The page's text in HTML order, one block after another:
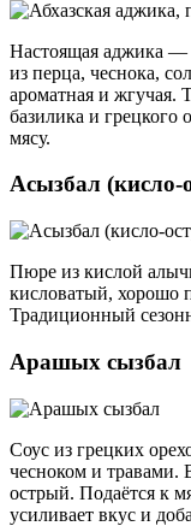
Настоящая аджика —
из перца, чеснока,
ароматная и жгучая.
базилика и
мясу.
Асызбал (кисло-
Пюре из кислой
кисловатый, хорошо
Традиционный
Арашых сызбал
Соус из грецких
чесноком и травами.
острый. Подаётся к
усиливает вкус и